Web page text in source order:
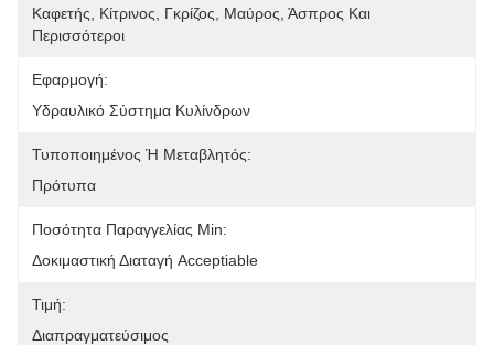
Καφετής, Κίτρινος, Γκρίζος, Μαύρος, Άσπρος Και
Περισσότεροι
Εφαρμογή:
Υδραυλικό Σύστημα Κυλίνδρων
Τυποποιημένος Ή Μεταβλητός:
Πρότυπα
Ποσότητα Παραγγελίας Min:
Δοκιμαστική Διαταγή Acceptiable
Τιμή:
Διαπραγματεύσιμος